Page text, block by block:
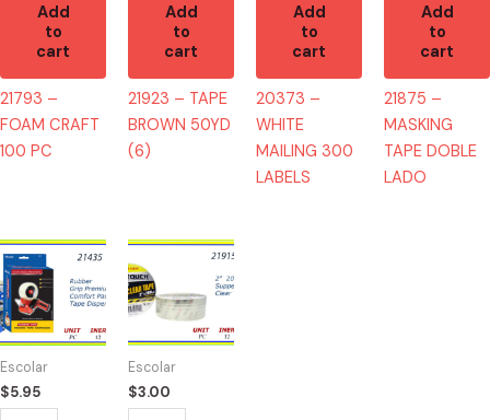
Add
to
cart
21793 –
FOAM CRAFT
100 PC
Add
to
cart
21923 – TAPE
BROWN 50YD
(6)
Add
to
cart
20373 –
WHITE
MAILING 300
LABELS
Add
to
cart
21875 –
MASKING
TAPE DOBLE
LADO
Escolar
$5.95
21435
-
MAQUINA
PARA
TAPE
quantity
Escolar
$3.00
21915
-
TAPE
200YD
quantity